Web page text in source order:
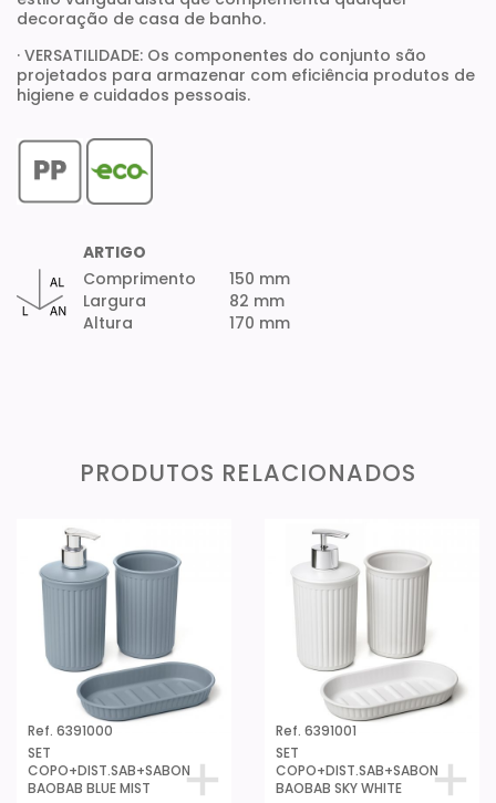
decoração de casa de banho.
· VERSATILIDADE: Os componentes do conjunto são
projetados para armazenar com eficiência produtos de
higiene e cuidados pessoais.
ARTIGO
Comprimento
Largura
Altura
150 mm
82 mm
170 mm
PRODUTOS RELACIONADOS
Ref. 6391000
SET
COPO+DIST.SAB+SABON
BAOBAB BLUE MIST
Ref. 6391001
SET
COPO+DIST.SAB+SABON
BAOBAB SKY WHITE